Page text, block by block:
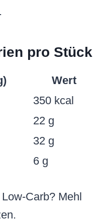
pro Stück
Wert
350 kcal
22 g
32 g
6 g
Carb? Mehl